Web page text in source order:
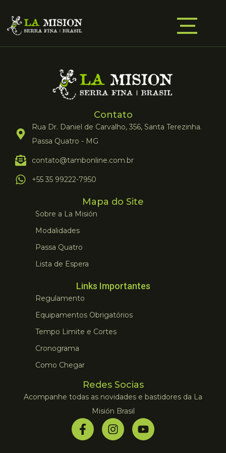
Contato
Rua Dr. Daniel de Carvalho, 356, Santa Terezinha.
Passa Quatro - MG
contato@tambonline.com.br
+55 35 99222-7950
Mapa do Site
Sobre a La Misión
Modalidades
Passa Quatro
Lista de Espera
Links Importantes
Regulamento
Equipamentos Obrigatórios
Tempo Limite e Cortes
Cronograma
Como Chegar
Redes Socias
Acompanhe todas as novidades e bastidores da La
Misión Brasil